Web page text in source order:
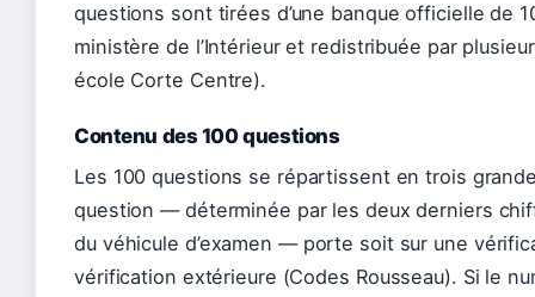
questions sont tirées d’une banque officielle de
ministère de l’Intérieur et redistribuée par
école Corte Centre).
Contenu des 100 questions
Les 100 questions se répartissent en trois
question — déterminée par les deux derniers
du véhicule d’examen — porte soit sur une
vérification extérieure (Codes Rousseau). Si le